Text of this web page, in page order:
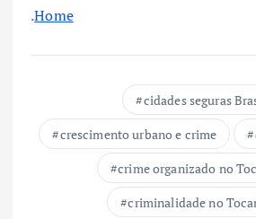
.Home
cidades seguras
crescimento urbano e crime
crime organizado no
criminalidade no